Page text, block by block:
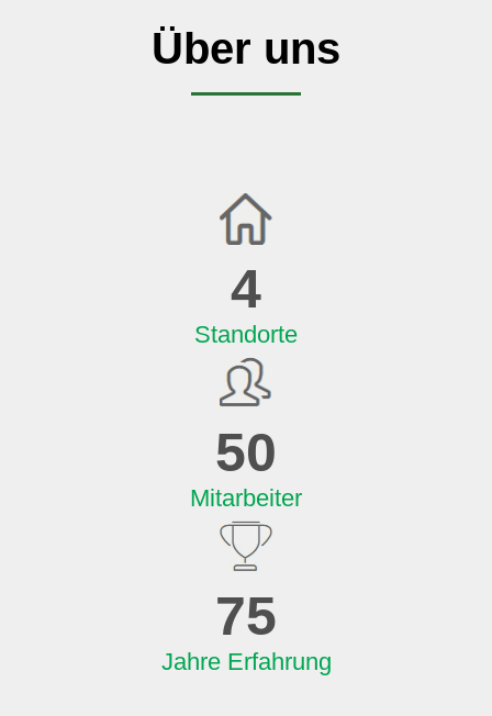
Über uns
4
Standorte
50
Mitarbeiter
75
Jahre Erfahrung